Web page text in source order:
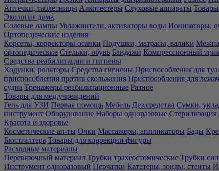
Аптечки, таблетницы Алкотестеры Слуховые аппараты Товары
Экология дома
Солевые лампы Увлажнители, активаторы воды Ионизаторы,
Ортопедические изделия
Корсеты, корректоры осанки Подушки, матрасы, валики
ортопедические Стельки, обувь Бандажи Компрессионный
Средства реабилитации и гигиены
Ходунки, роляторы Средства гигиены Приспособления для
приспособления против скольжения Приспособления для
судна Тренажеры реабилитационные Разное
Товары для мед.учреждений
Гель для УЗИ Первая помощь Мебель Дез.средства Сумки,
инструмент Оборудование Наборы одноразовые Стерилизация
Красота и здоровье
Косметические ап-ты Очки Массажеры, аппликаторы Бады
Бюстгалтера Товары для коррекции фигуры
Расходные материалы
Перевязочный материал Трубки трахеостомические Трубки
Инструмент одноразовый Перчатки Катетеры, зонды, стенты